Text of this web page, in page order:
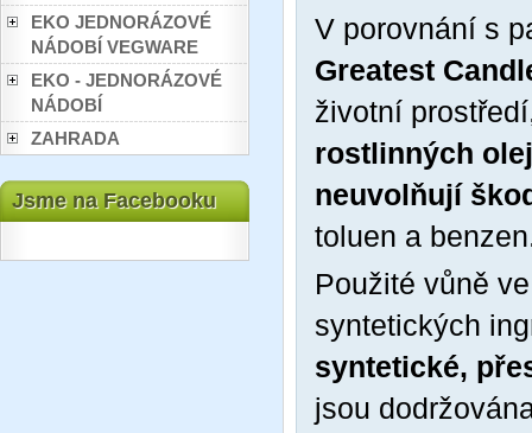
EKO JEDNORÁZOVÉ
NÁDOBÍ VEGWARE
EKO - JEDNORÁZOVÉ
NÁDOBÍ
ZAHRADA
Jsme na Facebooku
V porovnání s
Greatest
životní
rostlinných
neuvolňují
toluen a
Použité vůně
syntetických
syntetické,
jsou